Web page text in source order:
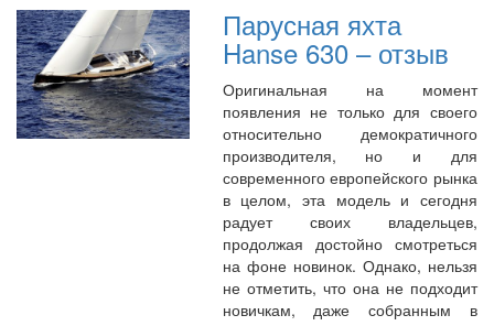
Парусная яхта
Hanse 630 – отзыв
Оригинальная на момент
появления не только для своего
относительно демократичного
производителя, но и для
современного европейского рынка
в целом, эта модель и сегодня
радует своих владельцев,
продолжая достойно смотреться
на фоне новинок. Однако, нельзя
не отметить, что она не подходит
новичкам, даже собранным в